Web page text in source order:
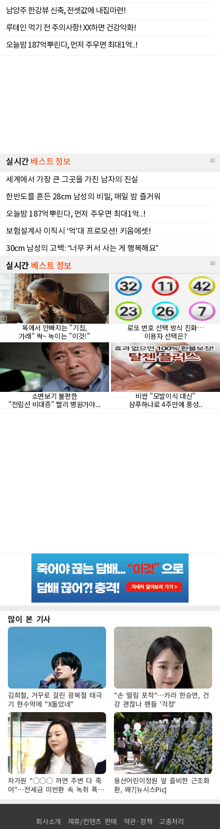
많이 본 기사
김희철, 거꾸로 걸린 광복절 태극
기 현수막에 "X돌았네"
"손 떨림 포착"…카라 한승연, 건
강 괜찮나 팬들 '걱정'
차가원 "○○○ 까면 주변 다 죽
어"…전세금 미반환 속 녹취 폭로
파장
용산어린이정원 앞 즐비한 근조화
환, 왜?[뉴시스Pic]
회사소개 제휴/컨텐츠 판매 약관·정책 고충처리